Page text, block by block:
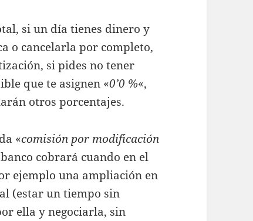
si un día tienes dinero y
o cancelarla por completo,
si pides no tener
que te asignen «0’0 %«,
otros porcentajes.
«comisión por modificación
cobrará cuando en el
ejemplo una ampliación en
(estar un tiempo sin
ella y negociarla, sin